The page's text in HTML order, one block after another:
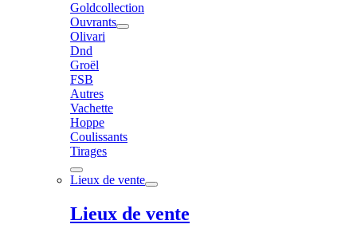
Goldcollection
Ouvrants
Olivari
Dnd
Groël
FSB
Autres
Vachette
Hoppe
Coulissants
Tirages
Lieux de vente
Lieux de vente